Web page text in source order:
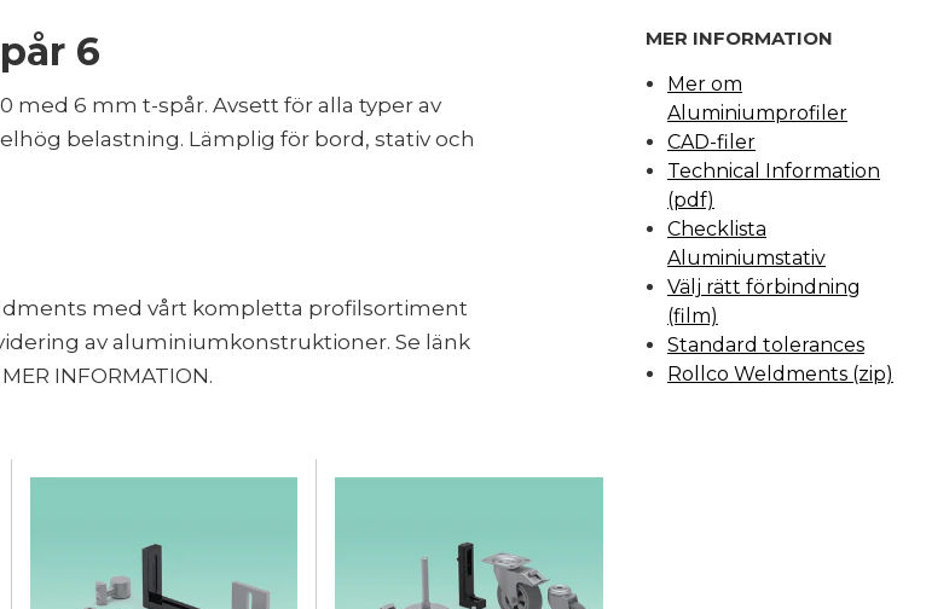
6
med 6 mm t-spår. Avsett för alla typer av
belastning. Lämplig för bord, stativ och
med vårt kompletta profilsortiment
av aluminiumkonstruktioner. Se länk
INFORMATION.
MER INFORMATION
Mer om
Aluminiumprofiler
CAD-filer
Technical Information
(pdf)
Checklista
Aluminiumstativ
Välj rätt förbindning
(film)
Standard tolerances
Rollco Weldments (zip)